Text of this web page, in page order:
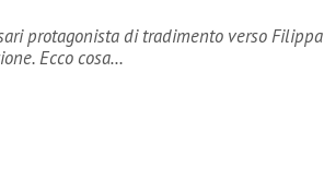
protagonista di tradimento verso Filippa
Ecco cosa…